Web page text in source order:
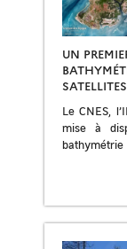
UN
SATELLITES
Le CNES,
mise à